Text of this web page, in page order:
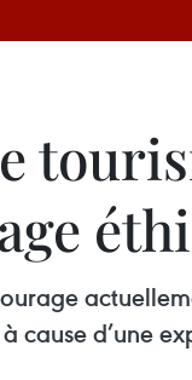
cause d’une